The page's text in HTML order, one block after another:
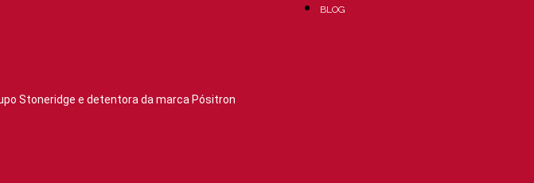
BLOG
Stoneridge e detentora da marca Pósitron